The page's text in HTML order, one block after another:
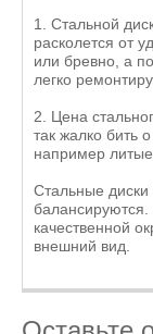
1. Стальной
расколется от
или бревно, а
легко
2. Цена
так жалко бить
например литые
Стальные диски
балансируются.
качественной
внешний вид.